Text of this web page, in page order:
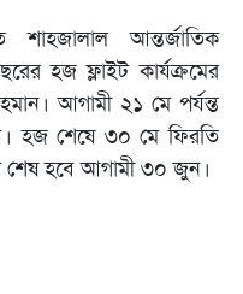
আন্তর্জাতিক
হজ ফ্লাইট কার্যক্রমের
আগামী ২১ মে পর্যন্ত
হজ শেষে ৩০ মে ফিরতি
শেষ হবে আগামী ৩০ জুন।